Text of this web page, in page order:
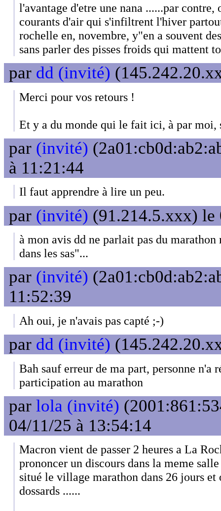
l'avantage d'etre une nana ......par contre,
courants d'air qui s'infiltrent l'hiver
rochelle en, novembre, y"en a souvent
sans parler des pisses froids qui mattent
par dd (invité)
Merci pour vos retours !
Et y a du monde qui le fait ici, à par moi,
par (invité)
à 11:21:44
Il faut apprendre à lire un peu.
par (invité) (91.214.5.xxx) le
à mon avis dd ne parlait pas du marathon
dans les sas"...
par (invité)
11:52:39
Ah oui, je n'avais pas capté ;-)
par dd (invité)
Bah sauf erreur de ma part, personne n'a
participation au marathon
par lola (invité)
04/11/25 à 13:54:14
Macron vient de passer 2 heures a La
prononcer un discours dans la meme
situé le village marathon dans 26 jours et
dossards ......